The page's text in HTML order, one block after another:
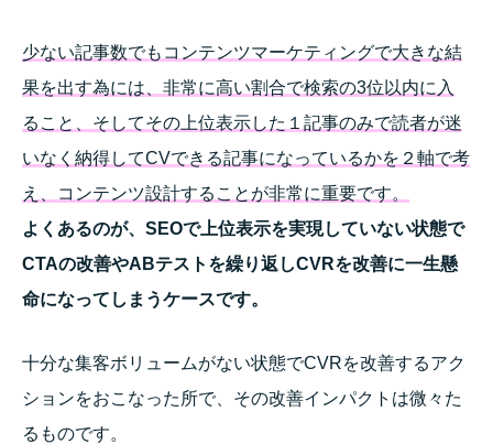
少ない記事数でもコンテンツマーケティングで大きな結
果を出す為には、非常に高い割合で検索の3位以内に入
ること、 そしてその上位表示した１記事のみで読者が迷
いなく納得してCVできる記事になっているかを２軸で考
え、コンテンツ設計することが非常に重要です。
よくあるのが、SEOで上位表示を実現していない状態で
CTAの改善やABテストを繰り返しCVRを改善に一生懸
命になってしまうケースです。
十分な集客ボリュームがない状態でCVRを改善するアク
ションをおこなった所で、その改善インパクトは微々た
るものです。